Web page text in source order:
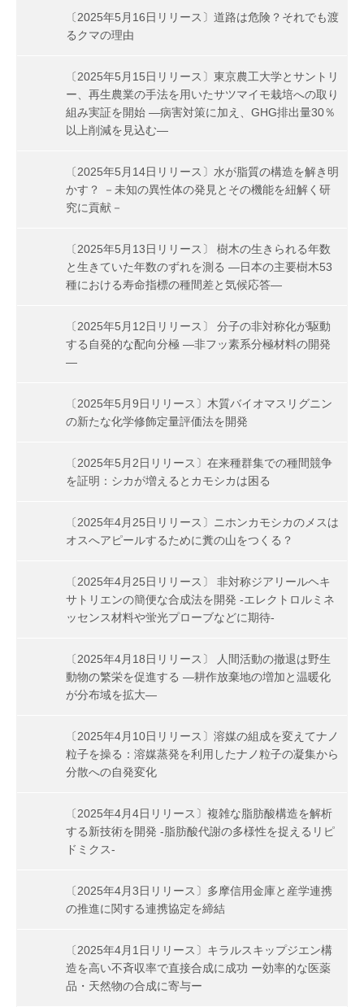
〔2025年5月16日リリース〕道路は危険？それでも渡
るクマの理由
〔2025年5月15日リリース〕東京農工大学とサントリ
ー、再生農業の手法を用いたサツマイモ栽培への取り
組み実証を開始 ―病害対策に加え、GHG排出量30％
以上削減を見込む―
〔2025年5月14日リリース〕水が脂質の構造を解き明
かす？ －未知の異性体の発見とその機能を紐解く研
究に貢献－
〔2025年5月13日リリース〕 樹木の生きられる年数
と生きていた年数のずれを測る ―日本の主要樹木53
種における寿命指標の種間差と気候応答―
〔2025年5月12日リリース〕 分子の非対称化が駆動
する自発的な配向分極 ―非フッ素系分極材料の開発
―
〔2025年5月9日リリース〕木質バイオマスリグニン
の新たな化学修飾定量評価法を開発
〔2025年5月2日リリース〕在来種群集での種間競争
を証明：シカが増えるとカモシカは困る
〔2025年4月25日リリース〕ニホンカモシカのメスは
オスへアピールするために糞の山をつくる？
〔2025年4月25日リリース〕 非対称ジアリールヘキ
サトリエンの簡便な合成法を開発 -エレクトロルミネ
ッセンス材料や蛍光プローブなどに期待-
〔2025年4月18日リリース〕 人間活動の撤退は野生
動物の繁栄を促進する ―耕作放棄地の増加と温暖化
が分布域を拡大―
〔2025年4月10日リリース〕溶媒の組成を変えてナノ
粒子を操る：溶媒蒸発を利用したナノ粒子の凝集から
分散への自発変化
〔2025年4月4日リリース〕複雑な脂肪酸構造を解析
する新技術を開発 -脂肪酸代謝の多様性を捉えるリピ
ドミクス-
〔2025年4月3日リリース〕多摩信用金庫と産学連携
の推進に関する連携協定を締結
〔2025年4月1日リリース〕キラルスキップジエン構
造を高い不斉収率で直接合成に成功 ー効率的な医薬
品・天然物の合成に寄与ー